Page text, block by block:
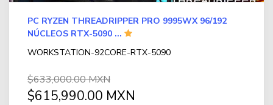
PC RYZEN THREADRIPPER PRO 9995WX 96/192
NÚCLEOS RTX-5090 ...
WORKSTATION-92CORE-RTX-5090
$633,000.00 MXN
$615,990.00 MXN